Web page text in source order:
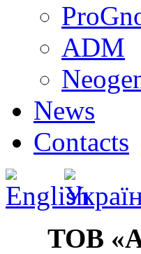
ADM
News
Contacts
ТОВ